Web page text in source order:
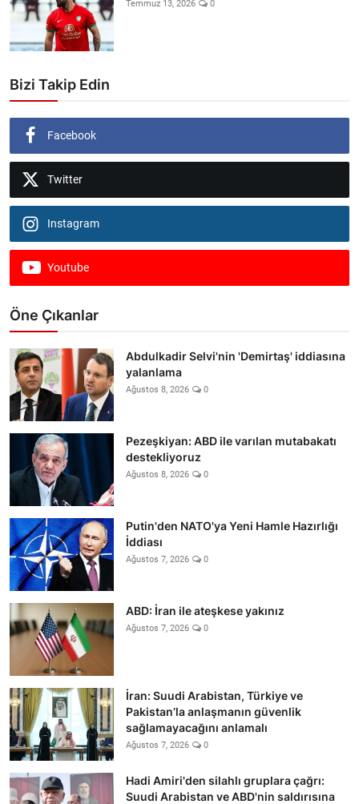
Temmuz 13, 2026 0
Bizi Takip Edin
Facebook
Twitter
Instagram
Youtube
Öne Çıkanlar
Abdulkadir Selvi'nin 'Demirtaş' iddiasına
yalanlama
Ağustos 8, 2026 0
Pezeşkiyan: ABD ile varılan mutabakatı
destekliyoruz
Ağustos 8, 2026 0
Putin'den NATO'ya Yeni Hamle Hazırlığı
İddiası
Ağustos 7, 2026 0
ABD: İran ile ateşkese yakınız
Ağustos 7, 2026 0
İran: Suudi Arabistan, Türkiye ve
Pakistan’la anlaşmanın güvenlik
sağlamayacağını anlamalı
Ağustos 7, 2026 0
Hadi Amiri'den silahlı gruplara çağrı:
Suudi Arabistan ve ABD'nin saldırısına